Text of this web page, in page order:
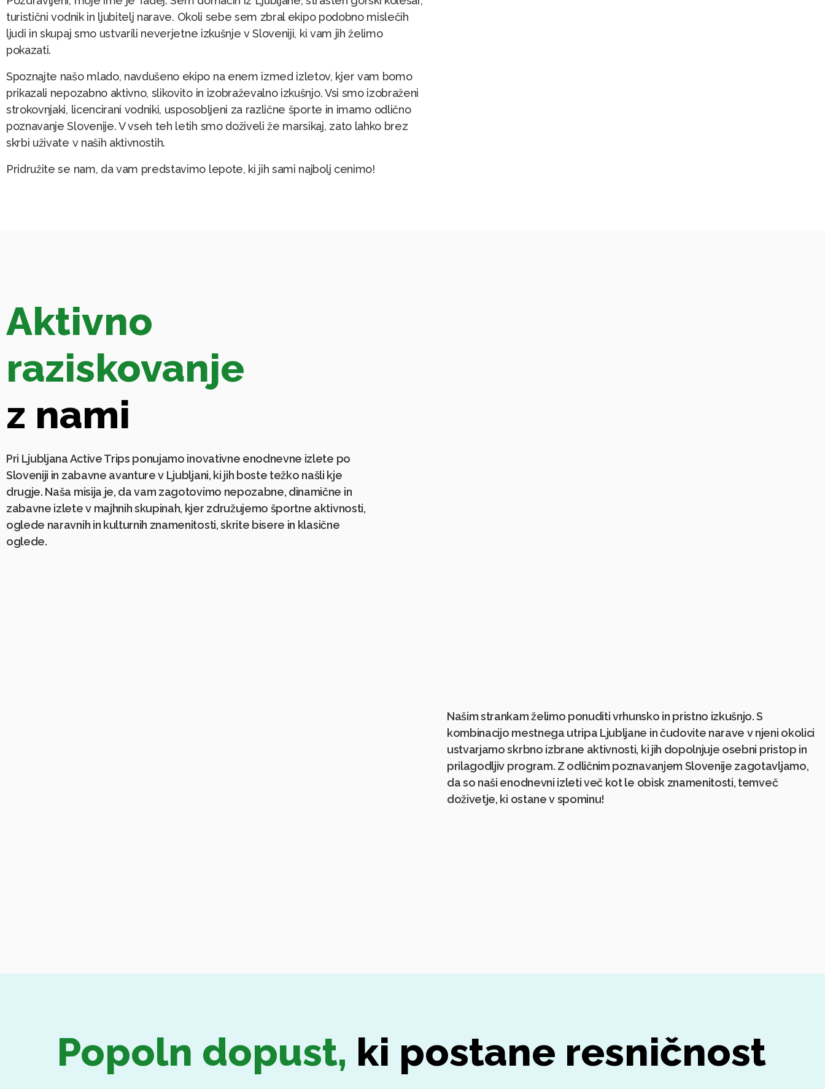
turistični vodnik in ljubitelj narave. Okoli sebe sem zbral ekipo podobno mislečih
ljudi in skupaj smo ustvarili neverjetne izkušnje v Sloveniji, ki vam jih želimo
pokazati.
Spoznajte našo mlado, navdušeno ekipo na enem izmed izletov, kjer vam bomo
prikazali nepozabno aktivno, slikovito in izobraževalno izkušnjo. Vsi smo izobraženi
strokovnjaki, licencirani vodniki, usposobljeni za različne športe in imamo odlično
poznavanje Slovenije. V vseh teh letih smo doživeli že marsikaj, zato lahko brez
skrbi uživate v naših aktivnostih.
Pridružite se nam, da vam predstavimo lepote, ki jih sami najbolj cenimo!
Aktivno
raziskovanje
z nami
Pri Ljubljana Active Trips ponujamo inovativne enodnevne izlete po
Sloveniji in zabavne avanture v Ljubljani, ki jih boste težko našli kje
drugje. Naša misija je, da vam zagotovimo nepozabne, dinamične in
zabavne izlete v majhnih skupinah, kjer združujemo športne aktivnosti,
oglede naravnih in kulturnih znamenitosti, skrite bisere in klasične
oglede.
Našim strankam želimo ponuditi vrhunsko in pristno izkušnjo. S
kombinacijo mestnega utripa Ljubljane in čudovite narave v njeni okolici
ustvarjamo skrbno izbrane aktivnosti, ki jih dopolnjuje osebni pristop in
prilagodljiv program. Z odličnim poznavanjem Slovenije zagotavljamo,
da so naši enodnevni izleti več kot le obisk znamenitosti, temveč
doživetje, ki ostane v spominu!
Popoln dopust, ki postane resničnost